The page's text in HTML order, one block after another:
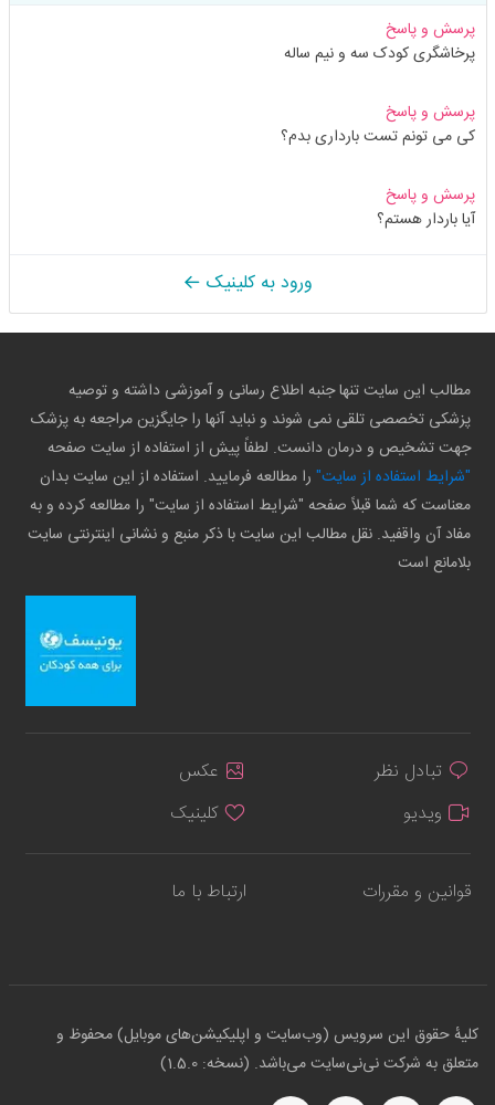
پرسش و پاسخ
پرخاشگری کودک سه و نیم ساله
پرسش و پاسخ
کی می تونم تست بارداری بدم؟
پرسش و پاسخ
آیا باردار هستم؟
ورود به کلینیک
مطالب این سایت تنها جنبه اطلاع رسانی و آموزشی داشته و توصیه
پزشکی تخصصی تلقی نمی شوند و نباید آنها را جایگزین مراجعه به پزشک
جهت تشخیص و درمان دانست. لطفاً پیش از استفاده از سایت صفحه
"شرایط استفاده از سایت" را مطالعه فرمایید. استفاده از این سایت بدان
معناست که شما قبلاً صفحه "شرایط استفاده از سایت" را مطالعه کرده و به
مفاد آن واقفید. نقل مطالب این سایت با ذکر منبع و نشانی اینترنتی سایت
بلامانع است
تبادل نظر
عکس
ویدیو
کلینیک
قوانین و مقررات ارتباط با ما
کلیهٔ حقوق این سرویس (وب‌سایت و اپلیکیشن‌های موبایل) محفوظ و
متعلق به شرکت نی‌نی‌سایت می‌باشد. (نسخه: 1.5.0)